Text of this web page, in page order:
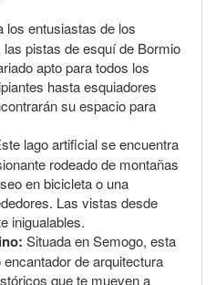
los entusiastas de los
pistas de esquí de Bormio
apto para todos los
hasta esquiadores
su espacio para
lago artificial se encuentra
rodeado de montañas
en bicicleta o una
Las vistas desde
inigualables.
Situada en Semogo, esta
de arquitectura
que te mueven a